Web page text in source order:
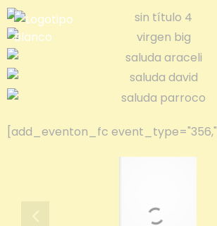
[add_eventon_fc event_type="356,"]